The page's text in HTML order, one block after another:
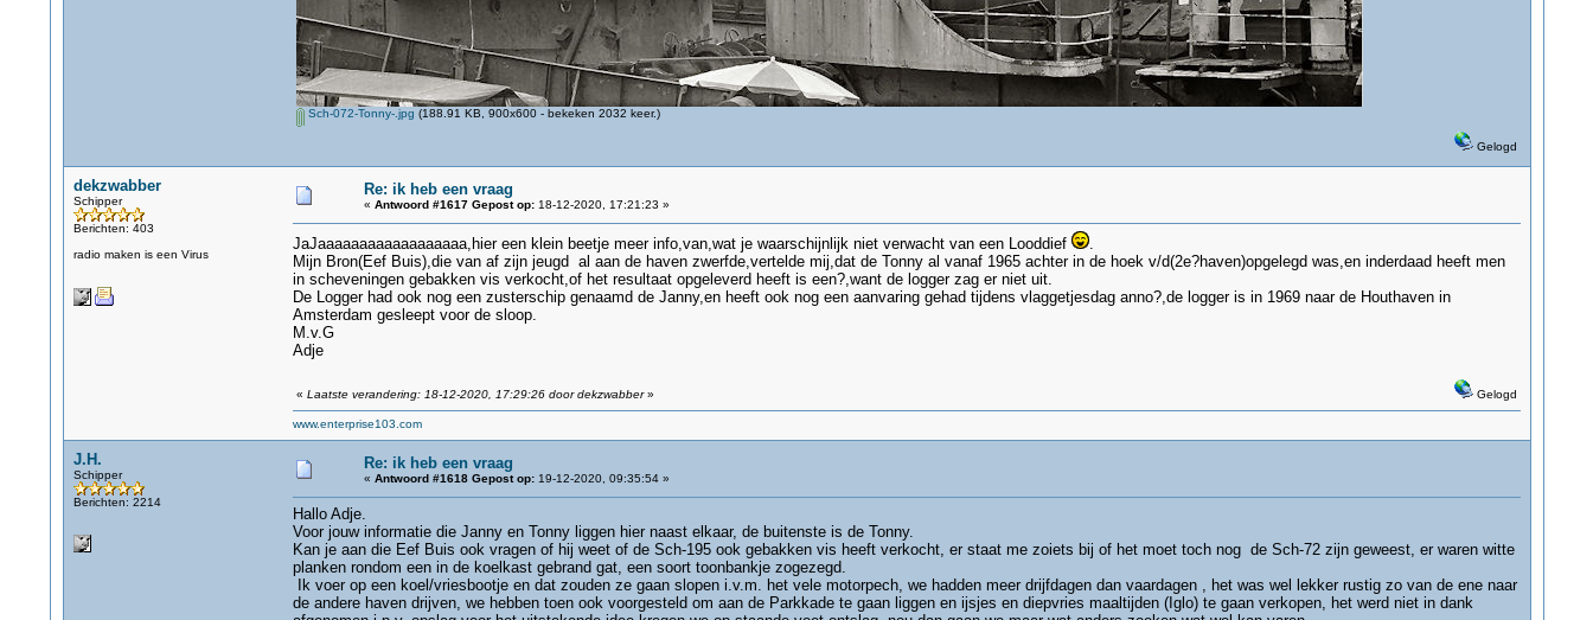
Sch-072-Tonny-.jpg (188.91 KB, 900x600 - bekeken 2032 keer.)
Gelogd
dekzwabber
Schipper
Berichten: 403
radio maken is een Virus
Re: ik heb een vraag
« Antwoord #1617 Gepost op:18-12-2020, 17:21:23 »
JaJaaaaaaaaaaaaaaaaaa,hier een klein beetje meer info,van,wat je waarschijnlijk niet verwacht van een Looddief
.
Mijn Bron(Eef Buis),die van af zijn jeugd al aan de haven zwerfde,vertelde mij,dat de Tonny al vanaf 1965 achter in de hoek v/d(2e?haven)opgelegd was,en inderdaad heeft men
in scheveningen gebakken vis verkocht,of het resultaat opgeleverd heeft is een?,want de logger zag er niet uit.
De Logger had ook nog een zusterschip genaamd de Janny,en heeft ook nog een aanvaring gehad tijdens vlaggetjesdag anno?,de logger is in 1969 naar de Houthaven in
Amsterdam gesleept voor de sloop.
M.v.G
Adje
« Laatste verandering: 18-12-2020, 17:29:26 door dekzwabber» Gelogd
www.enterprise103.com
J.H.
Schipper
Berichten: 2214
Re: ik heb een vraag
« Antwoord #1618 Gepost op:19-12-2020, 09:35:54 »
Hallo Adje.
Voor jouw informatie die Janny en Tonny liggen hier naast elkaar, de buitenste is de Tonny.
Kan je aan die Eef Buis ook vragen of hij weet of de Sch-195 ook gebakken vis heeft verkocht, er staat me zoiets bij of het moet toch nog de Sch-72 zijn geweest, er waren witte
planken rondom een in de koelkast gebrand gat, een soort toonbankje zogezegd.
Ik voer op een koel/vriesbootje en dat zouden ze gaan slopen i.v.m. het vele motorpech, we hadden meer drijfdagen dan vaardagen , het was wel lekker rustig zo van de ene naar
de andere haven drijven, we hebben toen ook voorgesteld om aan de Parkkade te gaan liggen en ijsjes en diepvries maaltijden (Iglo) te gaan verkopen, het werd niet in dank